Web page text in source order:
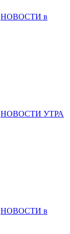
НОВОСТИ в
НОВОСТИ УТРА
НОВОСТИ в